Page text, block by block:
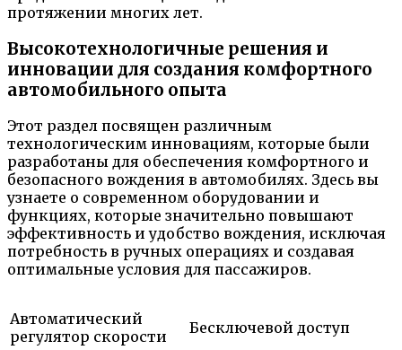
протяжении многих лет.
Высокотехнологичные решения и
инновации для создания комфортного
автомобильного опыта
Этот раздел посвящен различным
технологическим инновациям, которые были
разработаны для обеспечения комфортного и
безопасного вождения в автомобилях. Здесь вы
узнаете о современном оборудовании и
функциях, которые значительно повышают
эффективность и удобство вождения, исключая
потребность в ручных операциях и создавая
оптимальные условия для пассажиров.
Автоматический
регулятор скорости
Бесключевой доступ